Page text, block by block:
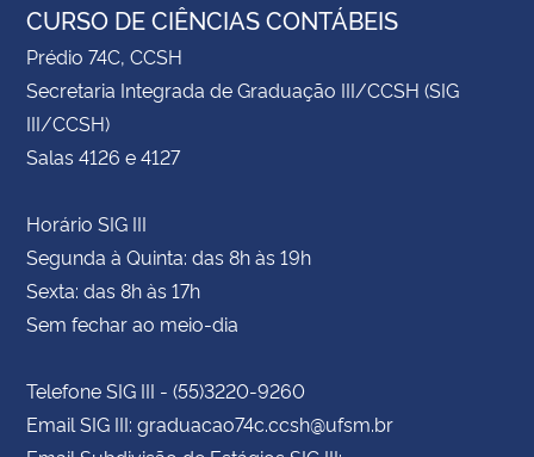
CURSO DE CIÊNCIAS CONTÁBEIS
Prédio 74C, CCSH
Secretaria Integrada de Graduação III/CCSH (SIG
III/CCSH)
Salas 4126 e 4127
Horário SIG III
Segunda à Quinta: das 8h às 19h
Sexta: das 8h às 17h
Sem fechar ao meio-dia
Telefone SIG III - (55)3220-9260
Email SIG III: graduacao74c.ccsh@ufsm.br